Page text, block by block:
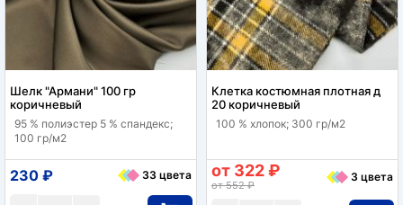
Шелк "Армани" 100 гр
коричневый
95 % полиэстер 5 % спандекс;
100 гр/м2
230 ₽ 33 цвета
Клетка костюмная плотная д
20 коричневый
100 % хлопок; 300 гр/м2
от 322 ₽
от 552 ₽
3 цвета